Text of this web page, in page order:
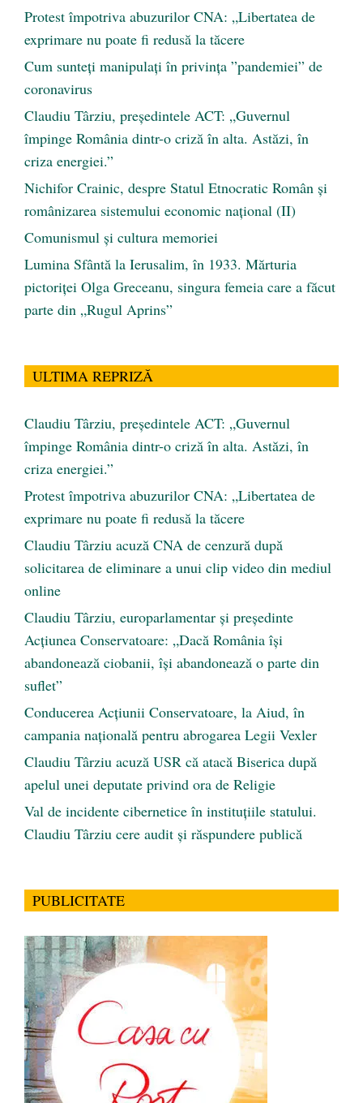
Protest împotriva abuzurilor CNA: „Libertatea de
exprimare nu poate fi redusă la tăcere
Cum sunteți manipulați în privința ”pandemiei” de
coronavirus
Claudiu Târziu, președintele ACT: „Guvernul
împinge România dintr-o criză în alta. Astăzi, în
criza energiei.”
Nichifor Crainic, despre Statul Etnocratic Român şi
românizarea sistemului economic naţional (II)
Comunismul şi cultura memoriei
Lumina Sfântă la Ierusalim, în 1933. Mărturia
pictoriței Olga Greceanu, singura femeia care a făcut
parte din „Rugul Aprins”
ULTIMA REPRIZĂ
Claudiu Târziu, președintele ACT: „Guvernul
împinge România dintr-o criză în alta. Astăzi, în
criza energiei.”
Protest împotriva abuzurilor CNA: „Libertatea de
exprimare nu poate fi redusă la tăcere
Claudiu Târziu acuză CNA de cenzură după
solicitarea de eliminare a unui clip video din mediul
online
Claudiu Târziu, europarlamentar și președinte
Acțiunea Conservatoare: „Dacă România își
abandonează ciobanii, își abandonează o parte din
suflet”
Conducerea Acțiunii Conservatoare, la Aiud, în
campania națională pentru abrogarea Legii Vexler
Claudiu Târziu acuză USR că atacă Biserica după
apelul unei deputate privind ora de Religie
Val de incidente cibernetice în instituțiile statului.
Claudiu Târziu cere audit și răspundere publică
PUBLICITATE